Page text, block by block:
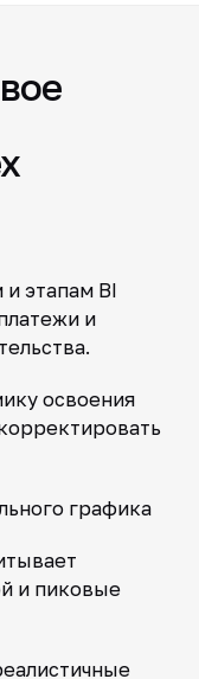
и этапам BI
и
освоения
графика
и пиковые